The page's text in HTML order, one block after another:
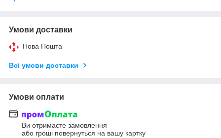
Умови доставки
Нова Пошта
Всі умови доставки
Умови оплати
Ви отримаєте замовлення
або гроші повернуться на вашу картку